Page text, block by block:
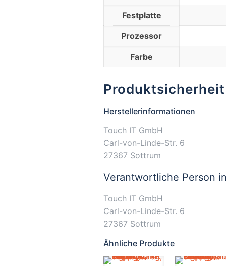
Festplatte
Prozessor
Farbe
Produktsicherheit
Herstellerinformationen
Touch IT GmbH
Carl-von-Linde-Str. 6
27367 Sottrum
Verantwortliche Person
Touch IT GmbH
Carl-von-Linde-Str. 6
27367 Sottrum
Ähnliche Produkte